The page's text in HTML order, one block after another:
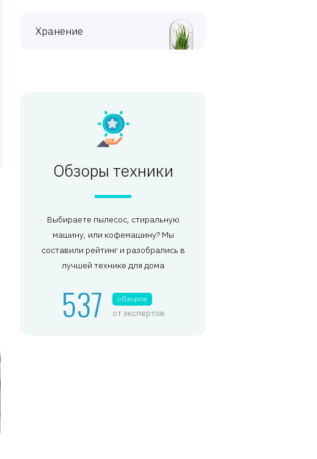
Хранение
Обзоры техники
Выбираете пылесос, стиральную
машину, или кофемашину? Мы
составили рейтинг и разобрались в
лучшей технике для дома
537 обзоров
от экспертов